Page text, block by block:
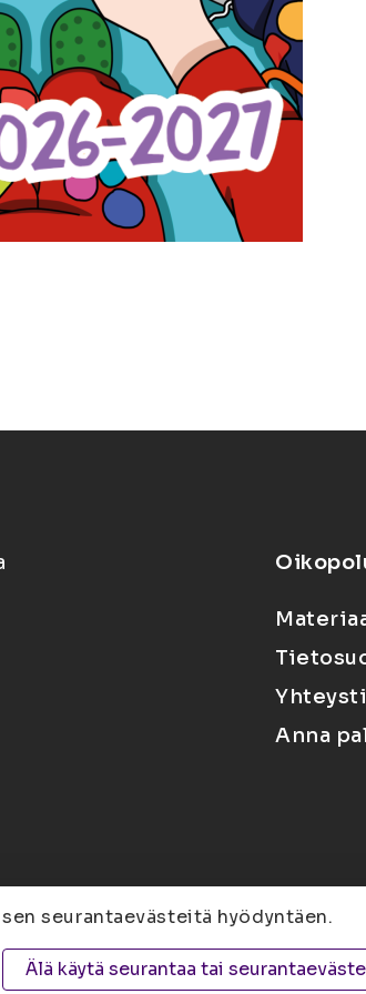
Anna
KuopioYliopistonranta 15, PL
seurantaevästeitä hyödyntäen.
Älä käytä seurantaa tai